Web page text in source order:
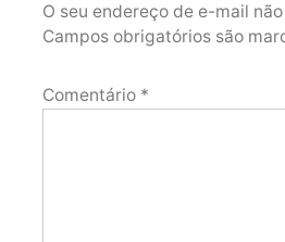
O seu endereço de e-mail
Campos obrigatórios são
Comentário *